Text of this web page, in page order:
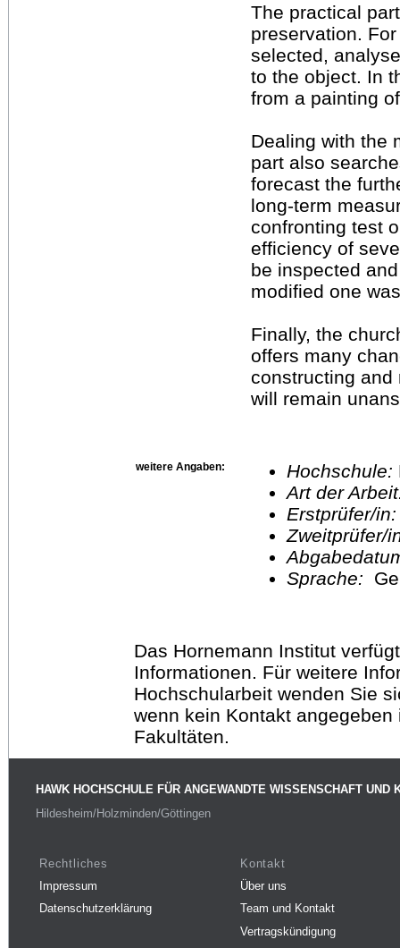
The practical
preservation.
selected,
to the object. In
from a painting
Dealing with the
part also
forecast the
long-term
confronting test
efficiency of
be inspected
modified one
Finally, the
offers many
constructing and
will remain
weitere Angaben: Hochschule:
Art der
Erstprüfer/
Sprache:
Das Hornemann Institut
Informationen. Für weitere
Hochschularbeit wenden Sie
wenn kein Kontakt
Fakultäten.
HAWK HOCHSCHULE FÜR ANGEWANDTE WISSENSCHAFT UND
Hildesheim/Holzminden/Göttingen
Rechtliches
Impressum
Datenschutzerklärung
Kontakt
Über uns
Team und Kontakt
Vertragskündigung